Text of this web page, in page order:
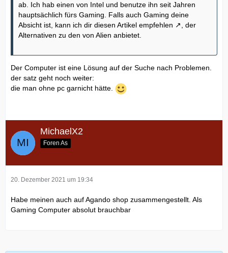
ab. Ich hab einen von Intel und benutze ihn seit Jahren
hauptsächlich fürs Gaming. Falls auch Gaming deine
Absicht ist, kann ich dir diesen Artikel empfehlen
, der
Alternativen zu den von Alien anbietet.
Der Computer ist eine Lösung auf der Suche nach Problemen.
der satz geht noch weiter:
die man ohne pc garnicht hätte.
MichaelX2
Foren As
20. Dezember 2021 um 19:34
Habe meinen auch auf Agando shop zusammengestellt. Als
Gaming Computer absolut brauchbar